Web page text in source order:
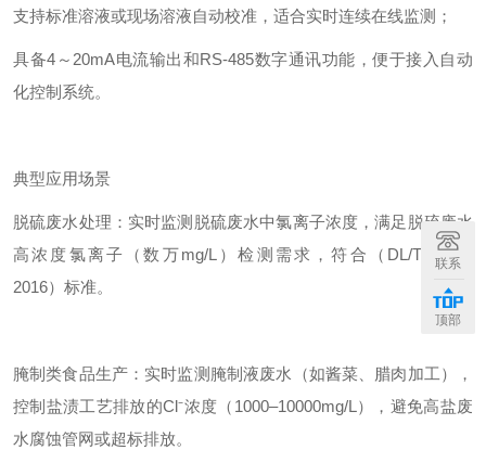
支持标准溶液或现场溶液自动校准，适合实时连续在线监测；
具备4～20mA电流输出和RS-485数字通讯功能，便于接入自动
化控制系统。
典型应用场景
脱硫废水处理：实时监测脱硫废水中氯离子浓度，满足脱硫废水
高浓度氯离子（数万mg/L）检测需求，符合（DL/T5196—
2016）标准。
腌制类食品生产：实时监测腌制液废水（如酱菜、腊肉加工），
控制盐渍工艺排放的Cl⁻浓度（1000–10000mg/L），避免高盐废
水腐蚀管网或超标排放。
联系
顶部